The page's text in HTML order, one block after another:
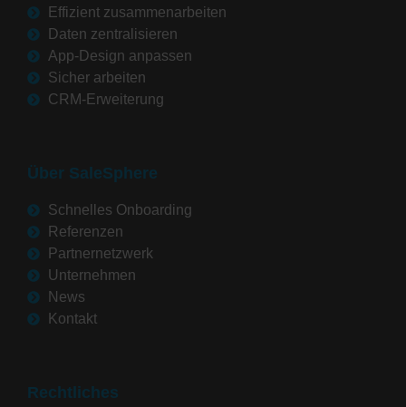
Effizient zusammenarbeiten
Daten zentralisieren
App-Design anpassen
Sicher arbeiten
CRM-Erweiterung
Über SaleSphere
Schnelles Onboarding
Referenzen
Partnernetzwerk
Unternehmen
News
Kontakt
Rechtliches